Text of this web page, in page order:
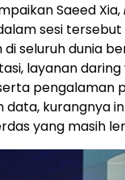
Saeed Xia,
sesi
di seluruh dunia
layanan
pengalaman
data, kurangnya
yang masih